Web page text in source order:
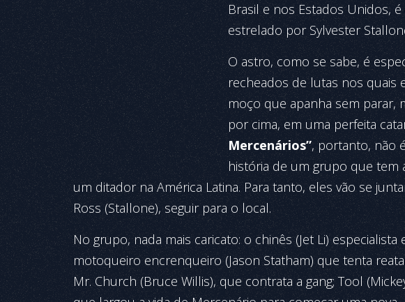
Brasil e nos Estados Unidos,
estrelado por Sylvester
O astro, como se sabe, é
rechea­dos de lutas nos quais
moço que apanha sem parar,
por cima, em uma perfeita
Mercenários”, portanto, não
história de um grupo que tem
um ditador na América Latina. Para tanto, eles vão se
Ross (Stallone), seguir para o local.
No grupo, nada mais caricato: o chinês (Jet Li) especialista
motoqueiro encrenqueiro (Jason Statham) que tenta
Mr. Church (Bruce Willis), que contrata a gang; Tool